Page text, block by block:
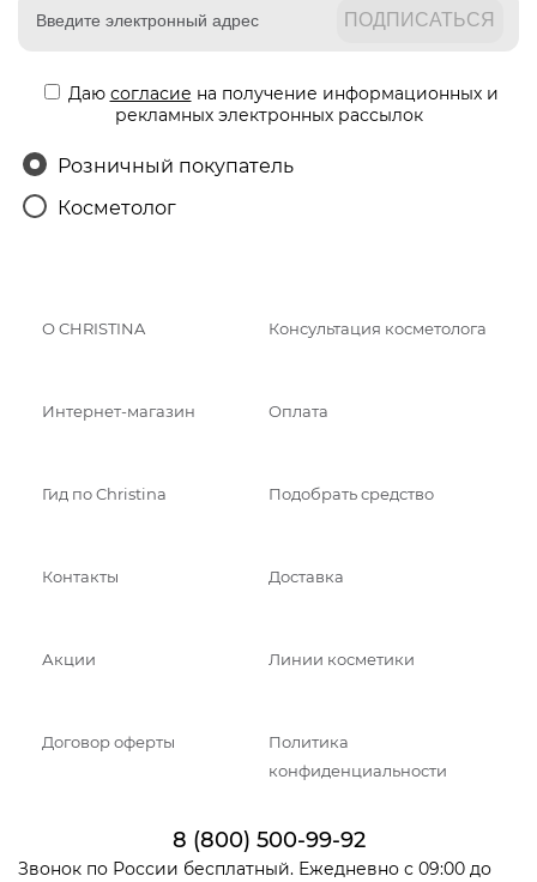
Даю согласие на получение информационных и
рекламных электронных рассылок
Розничный покупатель
Косметолог
О CHRISTINA Консультация косметолога
Интернет-магазин Оплата
Гид по Christina Подобрать средство
Контакты Доставка
Акции Линии косметики
Договор оферты
Политика
конфиденциальности
8 (800) 500-99-92
Звонок по России бесплатный. Ежедневно с 09:00 до